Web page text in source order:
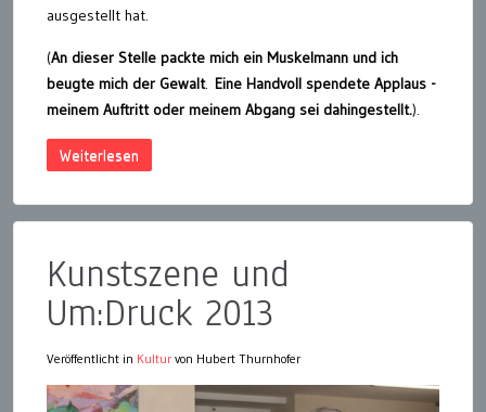
ausgestellt hat.
(An dieser Stelle packte mich ein Muskelmann und ich
beugte mich der Gewalt. Eine Handvoll spendete Applaus -
meinem Auftritt oder meinem Abgang sei dahingestellt.).
Weiterlesen
Kunstszene und
Um:Druck 2013
Veröffentlicht in Kultur von Hubert Thurnhofer